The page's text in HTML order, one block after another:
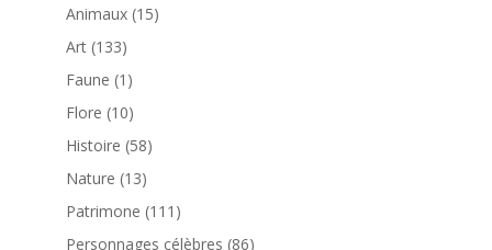
Animaux 1515
Art 133133
produits
Faune 1 1
produit
Flore 1010
produits
Histoire 5858
Nature 1313
produits
Patrimone 111 111
produits
Personnages célèbres 8686